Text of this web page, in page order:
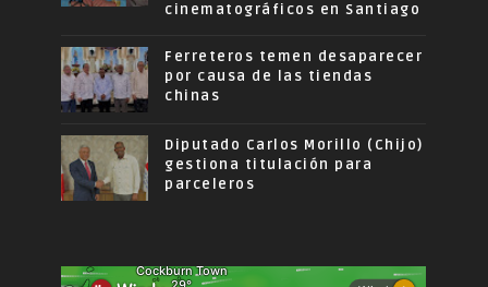
cinematográficos en Santiago
Ferreteros temen desaparecer
por causa de las tiendas
chinas
Diputado Carlos Morillo (Chijo)
gestiona titulación para
parceleros